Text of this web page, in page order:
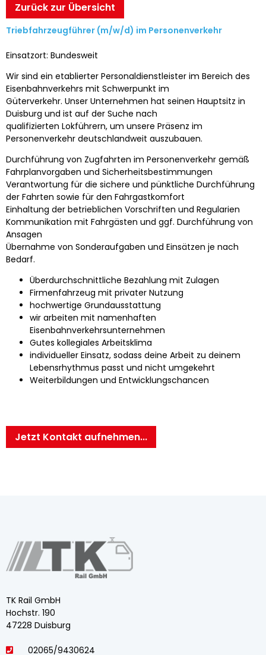
Zurück zur Übersicht
Triebfahrzeugführer (m/w/d) im Personenverkehr
Einsatzort: Bundesweit
Wir sind ein etablierter Personaldienstleister im Bereich des
Eisenbahnverkehrs mit Schwerpunkt im
Güterverkehr. Unser Unternehmen hat seinen Hauptsitz in
Duisburg und ist auf der Suche nach
qualifizierten Lokführern, um unsere Präsenz im
Personenverkehr deutschlandweit auszubauen.
Durchführung von Zugfahrten im Personenverkehr gemäß
Fahrplanvorgaben und Sicherheitsbestimmungen
Verantwortung für die sichere und pünktliche Durchführung
der Fahrten sowie für den Fahrgastkomfort
Einhaltung der betrieblichen Vorschriften und Regularien
Kommunikation mit Fahrgästen und ggf. Durchführung von
Ansagen
Übernahme von Sonderaufgaben und Einsätzen je nach
Bedarf.
Überdurchschnittliche Bezahlung mit Zulagen
Firmenfahrzeug mit privater Nutzung
hochwertige Grundausstattung
wir arbeiten mit namenhaften
Eisenbahnverkehrsunternehmen
Gutes kollegiales Arbeitsklima
individueller Einsatz, sodass deine Arbeit zu deinem
Lebensrhythmus passt und nicht umgekehrt
Weiterbildungen und Entwicklungschancen
Jetzt Kontakt aufnehmen...
TK Rail GmbH
Hochstr. 190
47228 Duisburg
02065/9430624